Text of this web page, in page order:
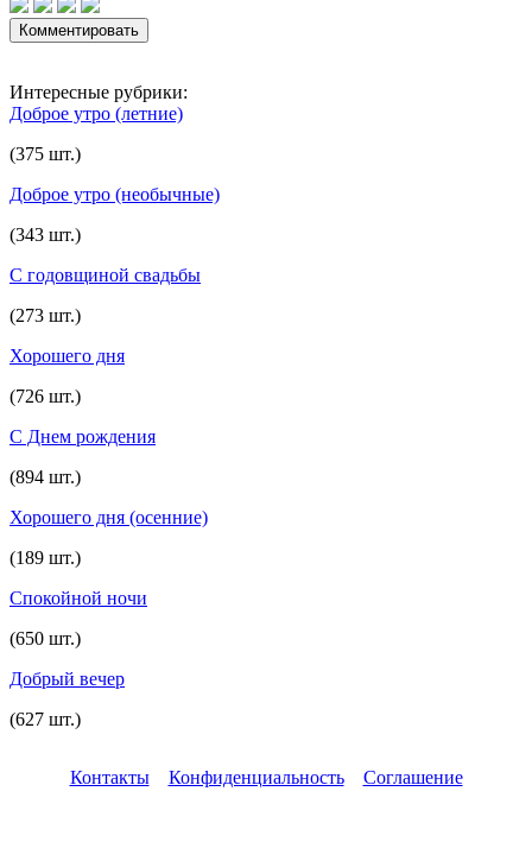
Интересные рубрики:
Доброе утро (летние)
(375 шт.)
Доброе утро (необычные)
(343 шт.)
C годовщиной свадьбы
(273 шт.)
Хорошего дня
(726 шт.)
С Днем рождения
(894 шт.)
Хорошего дня (осенние)
(189 шт.)
Спокойной ночи
(650 шт.)
Добрый вечер
(627 шт.)
Контакты Конфиденциальность Соглашение